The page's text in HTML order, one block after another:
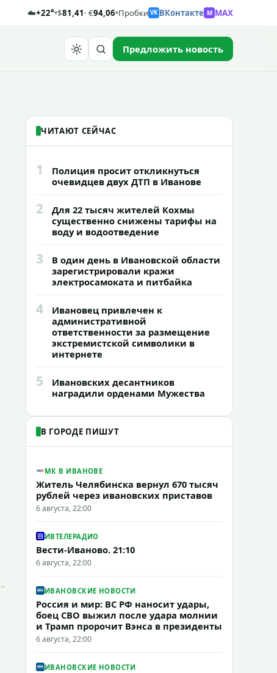
☁️+22°▾$81,41· €94,06▾Пробки VK ВКонтакте M MAX
Предложить новость
ЧИТАЮТ СЕЙЧАС
1
Полиция просит откликнуться
очевидцев двух ДТП в Иванове
2
Для 22 тысяч жителей Кохмы
существенно снижены тарифы на
воду и водоотведение
3
В один день в Ивановской области
зарегистрировали кражи
электросамоката и питбайка
4
Ивановец привлечен к
административной
ответственности за размещение
экстремистской символики в
интернете
5
Ивановских десантников
наградили орденами Мужества
В ГОРОДЕ ПИШУТ
МК В ИВАНОВЕ
Житель Челябинска вернул 670 тысяч
рублей через ивановских приставов
6 августа, 22:00
ИВТЕЛЕРАДИО
Вести-Иваново. 21:10
6 августа, 22:00
ИВАНОВСКИЕ НОВОСТИ
Россия и мир: ВС РФ наносит удары,
боец СВО выжил после удара молнии
и Трамп пророчит Вэнса в президенты
6 августа, 22:00
ИВАНОВСКИЕ НОВОСТИ